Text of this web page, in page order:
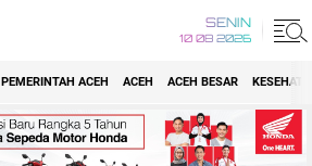
SENIN
10 08 2026
PEMERINTAH ACEH ACEH ACEH BESAR